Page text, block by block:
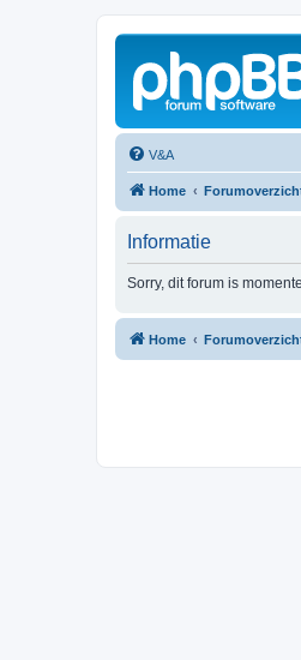
V&A
Home
Informatie
Sorry, dit forum is
Home